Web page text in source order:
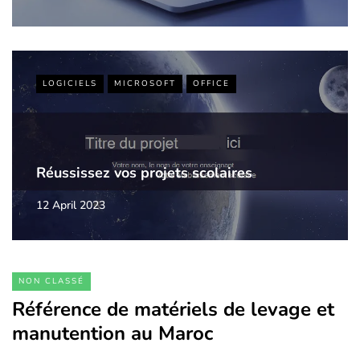
LOGICIELS MICROSOFT OFFICE
Réussissez vos projets scolaires
12 April 2023
NON CLASSÉ
Référence de matériels de levage et
manutention au Maroc